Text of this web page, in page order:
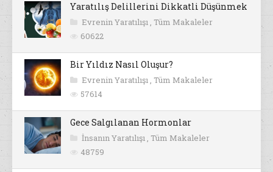
Yaratılış Delillerini Dikkatli Düşünmek
Evrenin Yaratılışı , Tüm Makaleler
60622
Bir Yıldız Nasıl Oluşur?
Evrenin Yaratılışı , Tüm Makaleler
57614
Gece Salgılanan Hormonlar
İnsanın Yaratılışı , Tüm Makaleler
48759